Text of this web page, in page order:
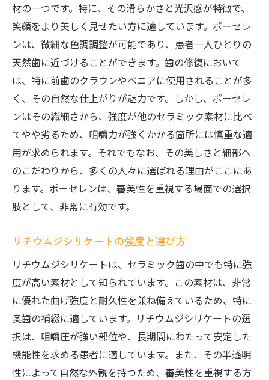
材の一つです。特に、その滑らかさと光沢感が特徴で、
笑顔をより美しく見せたい方に適しています。ポーセレ
ンは、微細な色調調整が可能であり、患者一人ひとりの
天然歯に近づけることができます。歯の修復において
は、特に前歯のクラウンやベニアに使用されることが多
く、その自然な仕上がりが魅力です。しかし、ポーセレ
ンはその繊細さから、強度が他のセラミック素材に比べ
てやや劣るため、咀嚼力が強くかかる箇所には慎重な適
用が求められます。それでもなお、その美しさと細部へ
のこだわりから、多くの人々に選ばれる理由がここにあ
ります。ポーセレンは、審美性を重視する場面での選択
肢として、非常に有効です。
リチウムジシリケートの強度と選び方
リチウムジシリケートは、セラミック歯の中でも特に強
度が高い素材として知られています。この素材は、非常
に優れた曲げ強度と耐久性を兼ね備えているため、特に
奥歯の補綴に適しています。リチウムジシリケートの選
択は、咀嚼圧が強い部位や、長期間にわたって安定した
機能性を求める患者に適しています。また、その半透明
性によって自然な外観を持つため、審美性を重視する方